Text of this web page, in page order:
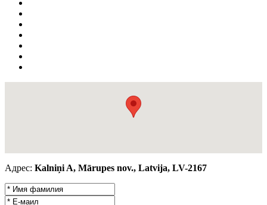
Адрес: Kalniņi A, Mārupes nov., Latvija, LV-2167